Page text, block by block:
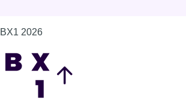
S'abonner à notre newsletter